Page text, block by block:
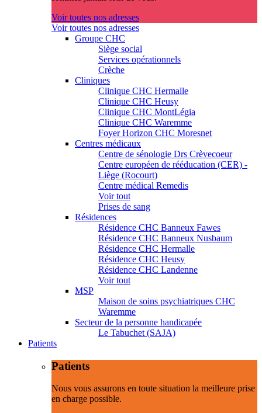
Voir toutes nos adresses
Voir toutes nos adresses
Groupe CHC
Siège social
Services opérationnels
Crèche
Cliniques
Clinique CHC Hermalle
Clinique CHC Heusy
Clinique CHC MontLégia
Clinique CHC Waremme
Foyer Horizon CHC Moresnet
Centres médicaux
Centre de sénologie Drs Crèvecoeur
Centre européen de rééducation (CER) -
Liège (Rocourt)
Centre médical Remedis
Voir tout
Prises de sang
Résidences
Résidence CHC Banneux Fawes
Résidence CHC Banneux Nusbaum
Résidence CHC Hermalle
Résidence CHC Heusy
Résidence CHC Landenne
Voir tout
MSP
Maison de soins psychiatriques CHC
Waremme
Secteur de la personne handicapée
Le Tabuchet (SAJA)
Patients
Patients
Nous vous assurons en toute situation la meilleure prise
en charge possible.